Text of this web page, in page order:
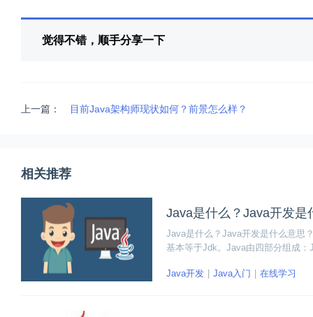
觉得不错，顺手分享一下
上一篇： 目前Java架构师现状如何？前景怎么样？
相关推荐
Java是什么？Java开发是
Java是什么？Java开发是什么意思
基本等于Jdk。Java由四部分组成
ava API)。
Java开发 Java入门 在线学习